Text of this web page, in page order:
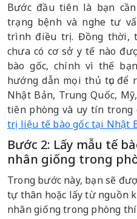
Bước đầu tiên là bạn
trạng bệnh và nghe tư
trình điều trị. Đồng thời,
chưa có cơ sở y tế nào
bào gốc, chính vì thế
hướng dẫn mọi thủ tục
Nhật Bản, Trung Quốc,
tiên phòng và uy tín trong
trị liệu tế bào gốc tại Nhật
Bước 2: Lấy mẫu tế
nhân giống trong
Trong bước này, bạn sẽ
tự thân hoặc lấy từ nguồn
nhân giống trong phòng